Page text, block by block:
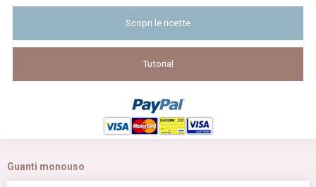
Scopri le ricette
Tutorial
Guanti monouso